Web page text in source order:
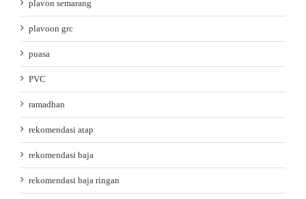
plavon semarang
plavoon grc
puasa
PVC
ramadhan
rekomendasi atap
rekomendasi baja
rekomendasi baja ringan